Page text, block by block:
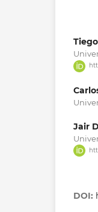
Jair
DOI: